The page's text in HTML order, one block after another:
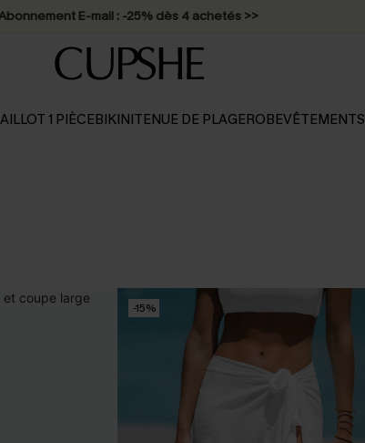
E-mail : -25% dès 4 achetés >>
1 PIÈCEBIKINITENUE DE PLAGEROBEVÊTEMENTS
-15%